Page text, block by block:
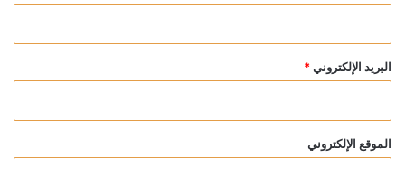
البريد الإلكتروني *
الموقع الإلكتروني